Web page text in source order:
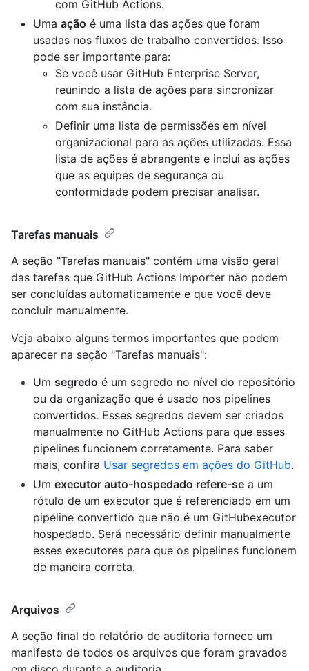
com GitHub Actions.
Uma ação é uma lista das ações que foram
usadas nos fluxos de trabalho convertidos. Isso
pode ser importante para:
Se você usar GitHub Enterprise Server,
reunindo a lista de ações para sincronizar
com sua instância.
Definir uma lista de permissões em nível
organizacional para as ações utilizadas. Essa
lista de ações é abrangente e inclui as ações
que as equipes de segurança ou
conformidade podem precisar analisar.
Tarefas manuais
A seção "Tarefas manuais" contém uma visão geral
das tarefas que GitHub Actions Importer não podem
ser concluídas automaticamente e que você deve
concluir manualmente.
Veja abaixo alguns termos importantes que podem
aparecer na seção "Tarefas manuais":
Um segredo é um segredo no nível do repositório
ou da organização que é usado nos pipelines
convertidos. Esses segredos devem ser criados
manualmente no GitHub Actions para que esses
pipelines funcionem corretamente. Para saber
mais, confira Usar segredos em ações do GitHub.
Um executor auto-hospedado refere-se a um
rótulo de um executor que é referenciado em um
pipeline convertido que não é um GitHubexecutor
hospedado. Será necessário definir manualmente
esses executores para que os pipelines funcionem
de maneira correta.
Arquivos
A seção final do relatório de auditoria fornece um
manifesto de todos os arquivos que foram gravados